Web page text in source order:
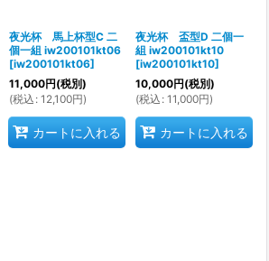
夜光杯 馬上杯型C 二
個一組 iw200101kt06
[iw200101kt06]
11,000円(税別)
(税込 : 12,100円)
カートに入れる
夜光杯 盃型D 二個一
組 iw200101kt10
[iw200101kt10]
10,000円(税別)
(税込 : 11,000円)
カートに入れる